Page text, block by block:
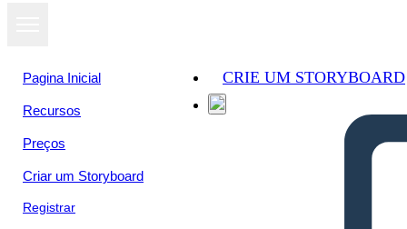
Pagina Inicial
Recursos
Preços
Criar um Storyboard
Registrar
CRIE UM STORYBOARD